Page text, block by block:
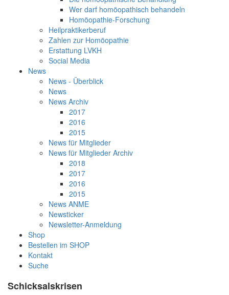
Wer darf homöopathisch behandeln
Homöopathie-Forschung
Heilpraktikerberuf
Zahlen zur Homöopathie
Erstattung LVKH
Social Media
News
News - Überblick
News
News Archiv
2017
2016
2015
News für Mitglieder
News für Mitglieder Archiv
2018
2017
2016
2015
News ANME
Newsticker
Newsletter-Anmeldung
Shop
Bestellen im SHOP
Kontakt
Suche
Schicksalskrisen